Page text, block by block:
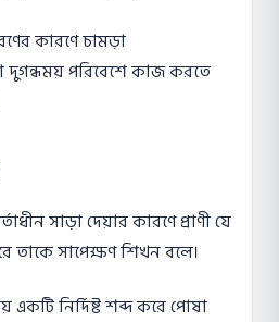
কারণে চামড়া
দুগন্ধময় পরিবেশে কাজ করতে
সাড়া দেয়ার কারণে প্রাণী যে
সাপেক্ষণ শিখন বলে।
নির্দিষ্ট শব্দ করে পােষা